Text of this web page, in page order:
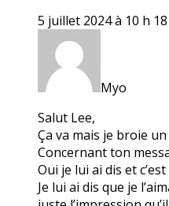
5 juillet 2024 à 10 h
Myo
Salut Lee,
Ça va mais je broie
Concernant ton
Oui je lui ai dis et
Je lui ai dis que je